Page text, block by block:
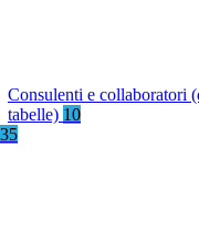
Consulenti e collaboratori
tabelle) 10